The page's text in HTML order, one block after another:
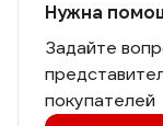
Нужна
Задайте
покупателей